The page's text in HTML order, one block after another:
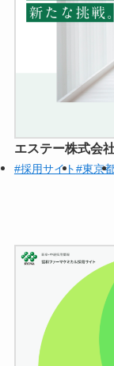
エステー株式会
#採用サイト#東京